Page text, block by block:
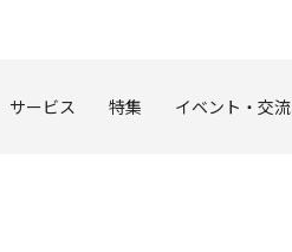
サービス 特集 イベント・交流